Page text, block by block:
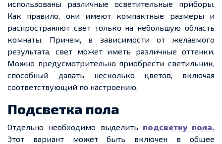
использованы различные осветительные приборы.
Как правило, они имеют компактные размеры и
распространяют свет только на небольшую область
комнаты. Причем, в зависимости от желаемого
результата, свет может иметь различные оттенки.
Можно предусмотрительно приобрести светильник,
способный давать несколько цветов, включая
соответствующий по настроению.
Подсветка пола
Отдельно необходимо выделить подсветку пола.
Этот вариант может быть включен в общее